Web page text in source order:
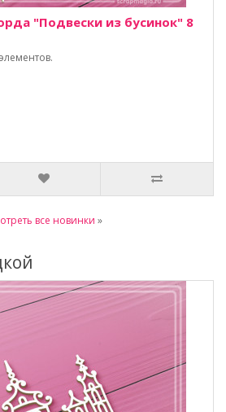
"Подвески из бусинок" 8
все новинки »